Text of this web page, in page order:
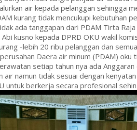
air kepada pelanggan sehingga
kurang tidak mencukupi kebutuhan
ada tanggapan dari PDAM Tirta
kusno kepada DPRD OKU wakil
-lebih 20 ribu pelanggan dan
Daera air minum (PDAM) oku
setiap tahun nya ada
air namun tidak sesuai dengan
untuk berkerja secara profesional